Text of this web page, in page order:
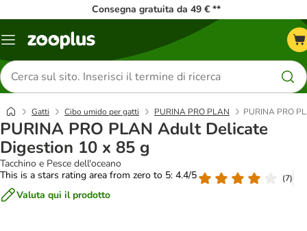
Consegna gratuita da 49 € **
Overview
Cerca
prodotti
Gatti Cibo umido per gatti PURINA PRO PLAN PURINA PRO
PURINA PRO PLAN Adult Delicate
Digestion 10 x 85 g
Tacchino e Pesce dell'oceano
This is a stars rating area from zero to 5: 4.4/5
(7)
Valuta qui il prodotto